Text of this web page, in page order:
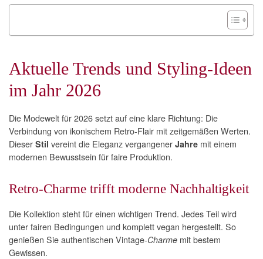
Aktuelle Trends und Styling-Ideen
im Jahr 2026
Die Modewelt für 2026 setzt auf eine klare Richtung: Die
Verbindung von ikonischem Retro-Flair mit zeitgemäßen Werten.
Dieser Stil vereint die Eleganz vergangener Jahre mit einem
modernen Bewusstsein für faire Produktion.
Retro-Charme trifft moderne Nachhaltigkeit
Die Kollektion steht für einen wichtigen Trend. Jedes Teil wird
unter fairen Bedingungen und komplett vegan hergestellt. So
genießen Sie authentischen Vintage-Charme mit bestem
Gewissen.